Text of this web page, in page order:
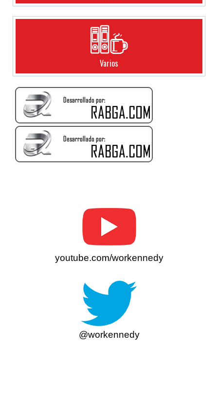
Varios
youtube.com/workennedy
@workennedy